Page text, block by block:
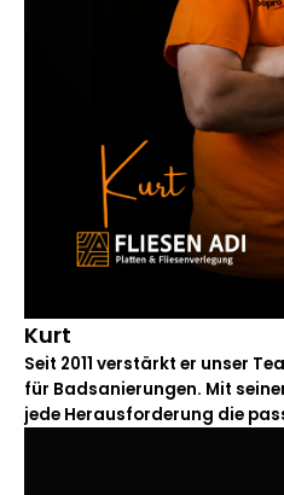
Kurt
Seit 2011 verstärkt er unser
für Badsanierungen. Mit
jede Herausforderung die